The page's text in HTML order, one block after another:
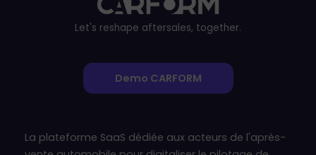
Let's reshape aftersales, together.
Demo CARFORM
La plateforme SaaS dédiée aux acteurs de l'après-